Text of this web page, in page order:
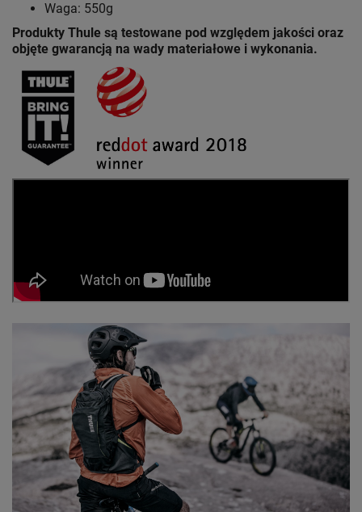
Waga: 550g
Produkty Thule są testowane pod względem jakości oraz
objęte gwarancją na wady materiałowe i wykonania.